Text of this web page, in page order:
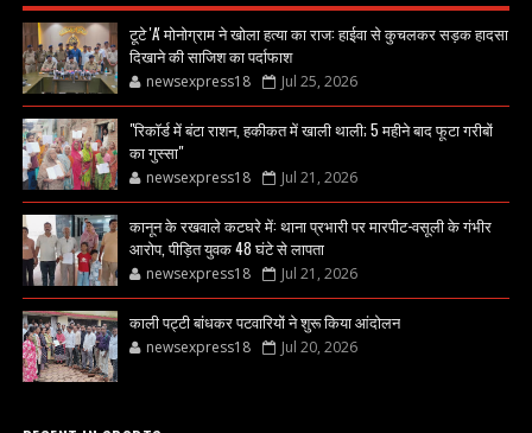
टूटे 'A' मोनोग्राम ने खोला हत्या का राज: हाईवा से कुचलकर सड़क हादसा
दिखाने की साजिश का पर्दाफाश
newsexpress18 Jul 25, 2026
"रिकॉर्ड में बंटा राशन, हकीकत में खाली थाली; 5 महीने बाद फूटा गरीबों
का गुस्सा"
newsexpress18 Jul 21, 2026
कानून के रखवाले कटघरे में: थाना प्रभारी पर मारपीट-वसूली के गंभीर
आरोप, पीड़ित युवक 48 घंटे से लापता
newsexpress18 Jul 21, 2026
काली पट्टी बांधकर पटवारियों ने शुरू किया आंदोलन
newsexpress18 Jul 20, 2026